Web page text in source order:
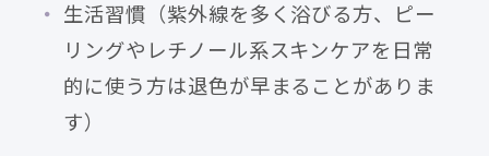
生活習慣（紫外線を多く浴びる方、ピー
リングやレチノール系スキンケアを日常
的に使う方は退色が早まることがありま
す）